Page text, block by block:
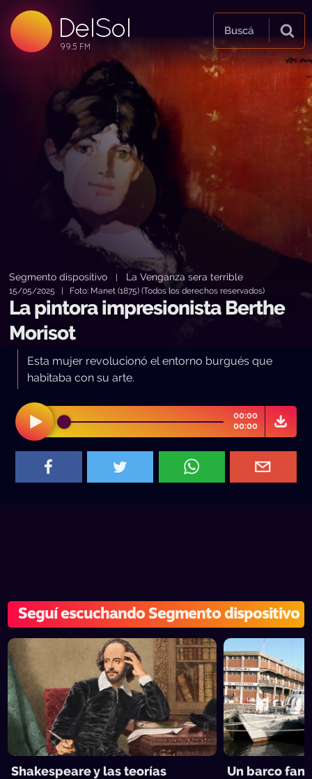
DelSol
99.5 FM
99.5 FM
99.5 FM
Buscá
Segmento dispositivo La Venganza sera terrible
15/05/2025 | Foto: Manet (1875) (Todos los derechos reservados)
La pintora impresionista Berthe
Morisot
Esta mujer revolucionó el entorno burgués que
habitaba con su arte.
00:00
00:00
Seguí escuchando Segmento dispositivo
Shakespeare y las teorías
Un barco